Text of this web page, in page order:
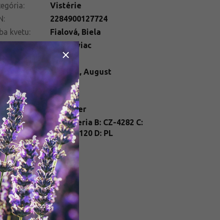
:
Vistérie
:
2284900127724
kvetu: Fialová, Biela
1000 a viac
listu
Zelená
kvetu: Jún Júl, August
Slnko
:
kontajner
:
A: Wisteria B: CZ-4282 C:
25/FP/0120 D: PL